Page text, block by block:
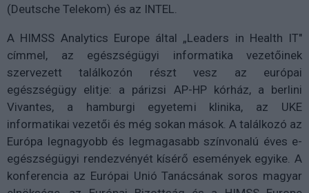
(Deutsche Telekom) és az INTEL.
A HIMSS Analytics Europe által „Leaders in Health IT"
címmel, az egészségügyi informatika vezetőinek
szervezett találkozón részt vesz az európai
egészségügy elitje: a párizsi AP-HP kórház, a berlini
Vivantes, a hamburgi egyetemi klinika, az UKE
informatikai vezetői és még sokan mások. A találkozó az
Európa legnagyobb és legmagasabb színvonalú éves e-
egészségügyi rendezvényét kísérő események egyike. A
konferencia az Európai Unió Tanácsának soros magyar